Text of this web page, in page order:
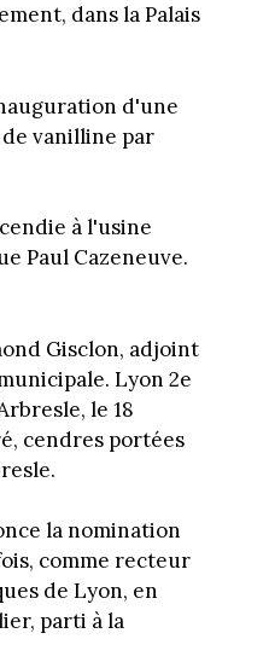
dans la Palais
d'une
vanilline par
à l'usine
Paul Cazeneuve.
Gisclon, adjoint
Lyon 2e
le 18
cendres portées
la nomination
comme recteur
de Lyon, en
parti à la